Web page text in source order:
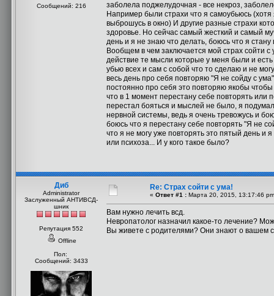
Сообщений: 216
заболела поджелудочная - все некроз,
Например были страхи что я самоубьюсь (хотя
выброшусь в окно) И другие разные страхи
здоровье. Но сейчас самый жесткий и самый
день и я не знаю что делать, боюсь что я
Вообщем в чем заключается мой страх сойти
действие те мысли которые у меня были и
убью всех и сам с собой что то сделаю и не
весь день про себя повторяю "Я не сойду с
постоянно про себя это повторяю якобы
что в 1 момент перестану себе повторять или
перестал бояться и мыслей не было, я
нервной системы, ведь я очень тревожусь и
боюсь что я перестану себе повторять "Я не
что я не могу уже повторять это пятый день и
или психоза... И у кого такое было?
Диб
Administrator
Заслуженный АНТИВСД-
шник
Репутация 552
Offline
Пол:
Сообщений: 3433
Re: Страх сойти с ума!
« Ответ #1 : Марта 20, 2015, 13:17:46
Вам нужно лечить всд.
Невропатолог назначил какое-то лечение?
Вы живете с родителями? Они знают о вашем